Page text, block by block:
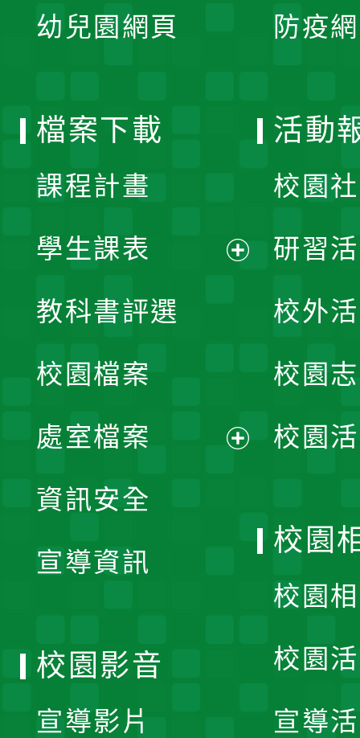
幼兒園網頁 防疫
檔案下載
課程計畫
學生課表
單
教科書評選
校園檔案
處室檔案
資訊安全
宣導資訊
活動
校園
研習
校外
校園
校園
校園
校園
校園
宣導
校園影音
宣導影片